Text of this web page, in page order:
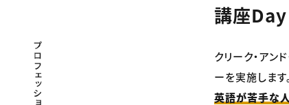
講座Day
クリーク・アン
ーを実施します。
英語が苦手な人